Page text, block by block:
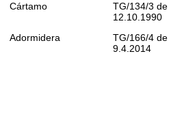
Cártamo
TG/134/3 de
12.10.1990
Adormidera
TG/166/4 de
9.4.2014